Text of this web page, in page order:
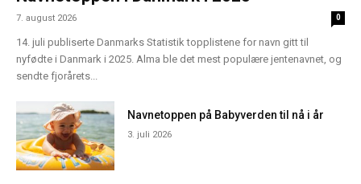
7. august 2026 0
14. juli publiserte Danmarks Statistik topplistene for navn gitt til
nyfødte i Danmark i 2025. Alma ble det mest populære jentenavnet, og
sendte fjorårets...
Navnetoppen på Babyverden til nå i år
3. juli 2026